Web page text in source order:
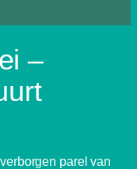
–
parel van